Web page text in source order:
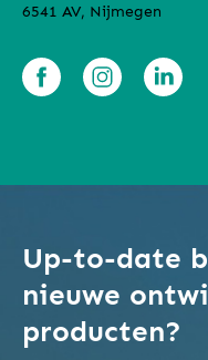
6541 AV, Nijmegen
Up-to-date
nieuwe
producten?